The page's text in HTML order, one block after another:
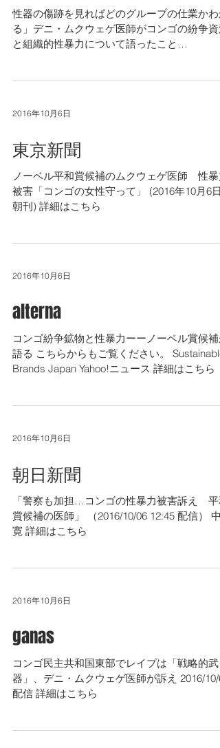
性器の傷跡を見ればどのグループの仕業かわ
る」デニ・ムクウェゲ医師がコンゴの紛争資
と組織的性暴力について語ったこと
2016年10月6日
東京新聞
ノーベル平和賞候補のムクウェゲ医師 性暴
被害「コンゴの女性守って」 (2016年10月6日
朝刊) 詳細はこちら
2016年10月6日
alterna
コンゴ紛争鉱物と性暴力ーーノーベル賞候補
語る こちらからもご覧ください。 Sustainable
Brands Japan Yahoo!ニュース 詳細はこちら
2016年10月6日
朝日新聞
「警察も加担…コンゴの性暴力被害訴え 平
賞候補の医師」 （2016/10/06 12:45 配信） ​中野
寛 詳細はこちら
2016年10月6日
ganas
コンゴ民主共和国東部でレイプは「戦略的武
器」、デニ・ムクウェゲ医師が訴え ​2016/10/6
配信 詳細はこちら